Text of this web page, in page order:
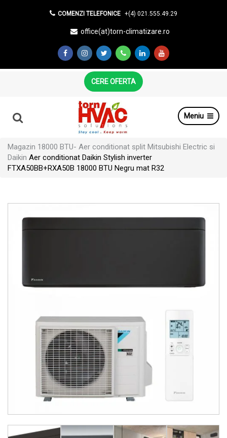
COMENZI TELEFONICE +(4) 021.555.49.29
office(at)torn-climatizare.ro
Meniu
CERE OFERTA
Magazin 18000 BTU- Aer conditionat split Mitsubishi Electric si
Daikin Aer conditionat Daikin Stylish inverter
FTXA50BB+RXA50B 18000 BTU Negru mat R32